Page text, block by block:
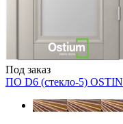
Под заказ
ПО D6 (стекло-5) OSTIN